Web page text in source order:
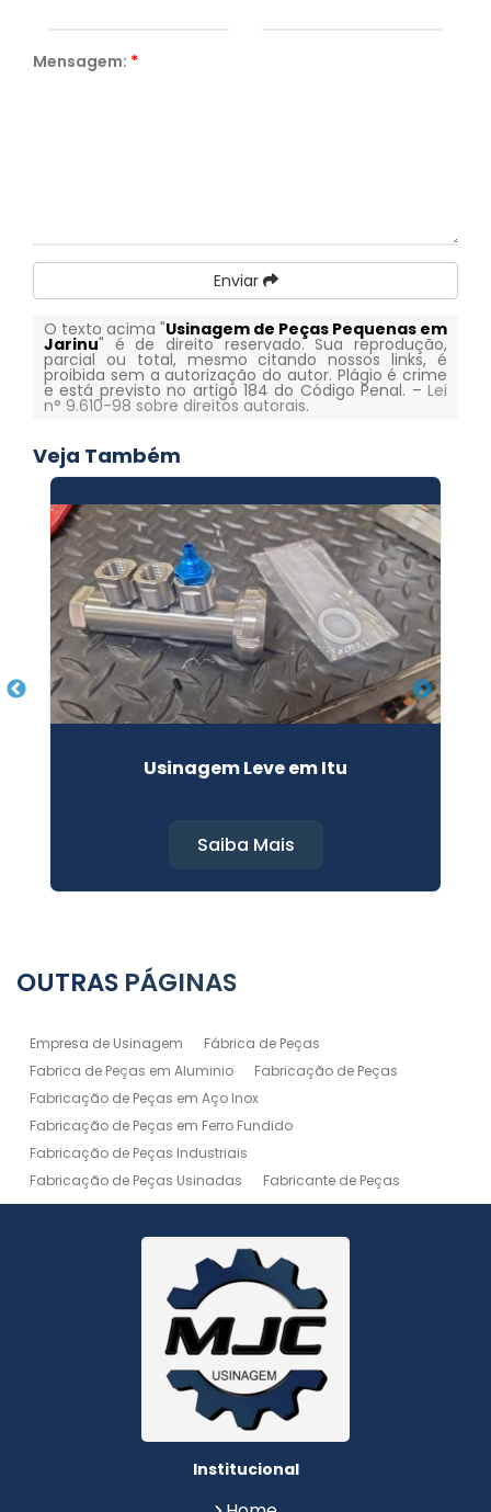
Mensagem: *
Enviar
O texto acima "Usinagem de Peças Pequenas em
Jarinu" é de direito reservado. Sua reprodução,
parcial ou total, mesmo citando nossos links, é
proibida sem a autorização do autor. Plágio é crime
e está previsto no artigo 184 do Código Penal. – Lei
n° 9.610-98 sobre direitos autorais.
Veja Também
Usinagem Leve em Itu
Saiba Mais
OUTRAS PÁGINAS
Empresa de Usinagem
Fábrica de Peças
Fabrica de Peças em Aluminio
Fabricação de Peças
Fabricação de Peças em Aço Inox
Fabricação de Peças em Ferro Fundido
Fabricação de Peças Industriais
Fabricação de Peças Usinadas
Fabricante de Peças
Fabricante de Peças de Máquinas
Manutenção de Máquina
Peças Usinadas
Serviço de Soldagem
Serviço de Usinagem
Serviço de Usinagem Pesada
Serviços de Usinagem CNC
Serviços de Usinagem de Peças
Serviços de Usinagem Tornearia e Solda
Usinagem
Usinagem Aluminio
Usinagem de Alta Precisão
Usinagem de Alumínio
Institucional